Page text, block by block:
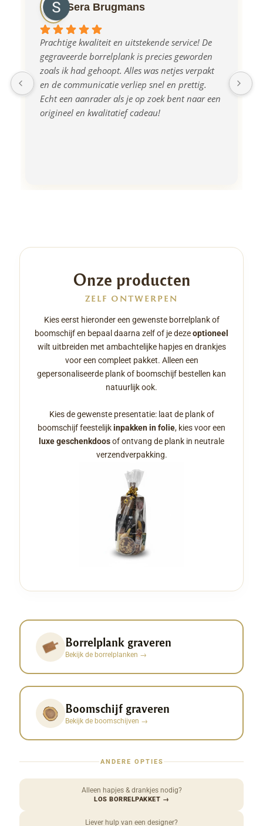
Sera Brugmans
Prachtige kwaliteit en uitstekende service! De
gegraveerde borrelplank is precies geworden
zoals ik had gehoopt. Alles was netjes verpakt
en de communicatie verliep snel en prettig.
Echt een aanrader als je op zoek bent naar een
origineel en kwalitatief cadeau!
Onze producten
ZELF ONTWERPEN
Kies eerst hieronder een gewenste borrelplank of
boomschijf en bepaal daarna zelf of je dezeoptioneel
wilt uitbreiden met ambachtelijke hapjes en drankjes
voor een compleet pakket. Alleen een
gepersonaliseerde plank of boomschijf bestellen kan
natuurlijk ook.
Kies de gewenste presentatie: laat de plank of
boomschijf feestelijkinpakken in folie, kies voor een
luxe geschenkdoosof ontvang de plank in neutrale
verzendverpakking.
Borrelplank graveren
Bekijk de borrelplanken →
Boomschijf graveren
Bekijk de boomschijven →
ANDERE OPTIES
Alleen hapjes & drankjes nodig?
LOS BORRELPAKKET →
Liever hulp van een designer?